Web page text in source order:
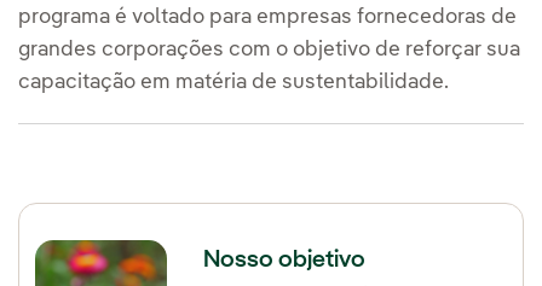
programa é voltado para empresas fornecedoras de
grandes corporações com o objetivo de reforçar sua
capacitação em matéria de sustentabilidade.
Nosso objetivo